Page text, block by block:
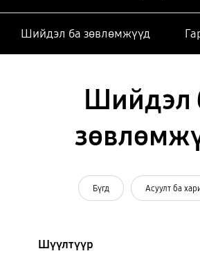
Шийдэл ба зөвлөмжүүд
Шийдэл
Бүгд Асуулт ба
Шүүлтүүр